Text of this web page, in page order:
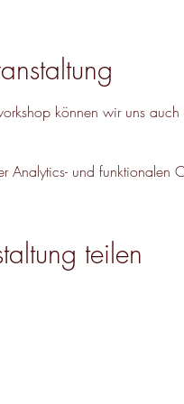
können wir uns
und funktionalen
teilen